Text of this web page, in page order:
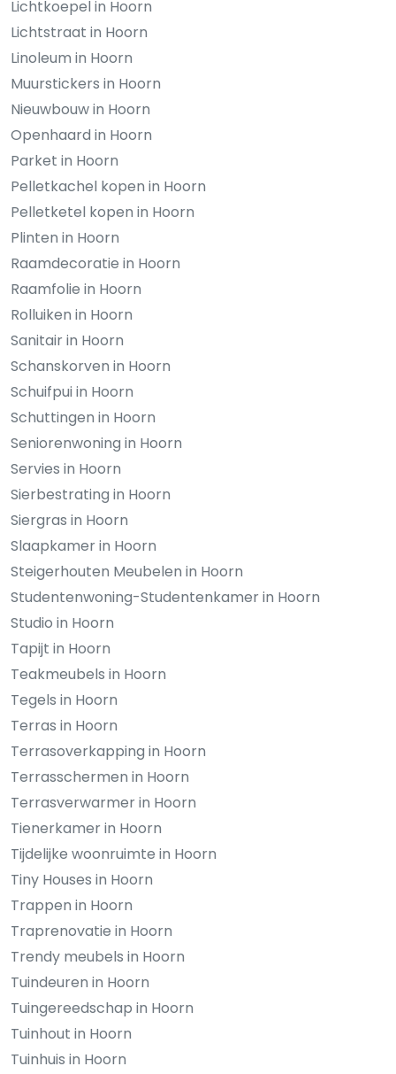
Lichtkoepel in Hoorn
Lichtstraat in Hoorn
Linoleum in Hoorn
Muurstickers in Hoorn
Nieuwbouw in Hoorn
Openhaard in Hoorn
Parket in Hoorn
Pelletkachel kopen in Hoorn
Pelletketel kopen in Hoorn
Plinten in Hoorn
Raamdecoratie in Hoorn
Raamfolie in Hoorn
Rolluiken in Hoorn
Sanitair in Hoorn
Schanskorven in Hoorn
Schuifpui in Hoorn
Schuttingen in Hoorn
Seniorenwoning in Hoorn
Servies in Hoorn
Sierbestrating in Hoorn
Siergras in Hoorn
Slaapkamer in Hoorn
Steigerhouten Meubelen in Hoorn
Studentenwoning-Studentenkamer in Hoorn
Studio in Hoorn
Tapijt in Hoorn
Teakmeubels in Hoorn
Tegels in Hoorn
Terras in Hoorn
Terrasoverkapping in Hoorn
Terrasschermen in Hoorn
Terrasverwarmer in Hoorn
Tienerkamer in Hoorn
Tijdelijke woonruimte in Hoorn
Tiny Houses in Hoorn
Trappen in Hoorn
Traprenovatie in Hoorn
Trendy meubels in Hoorn
Tuindeuren in Hoorn
Tuingereedschap in Hoorn
Tuinhout in Hoorn
Tuinhuis in Hoorn